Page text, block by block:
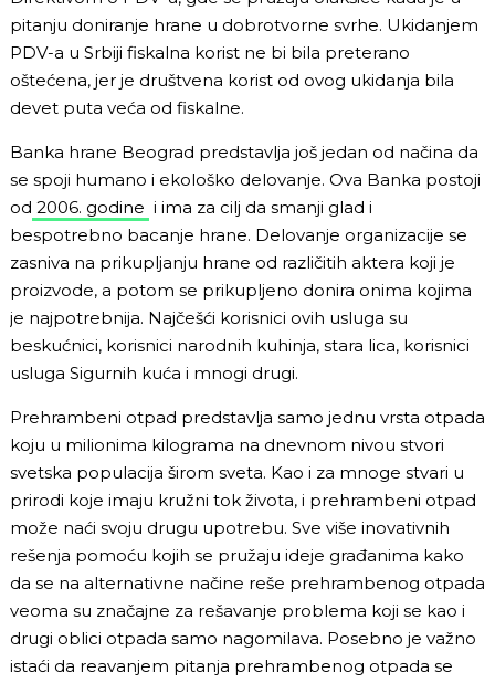
pitanju doniranje hrane u dobrotvorne svrhe. Ukidanjem
PDV-a u Srbiji fiskalna korist ne bi bila preterano
oštećena, jer je društvena korist od ovog ukidanja bila
devet puta veća od fiskalne.
Banka hrane Beograd predstavlja još jedan od načina da
se spoji humano i ekološko delovanje. Ova Banka postoji
od 2006. godine i ima za cilj da smanji glad i
bespotrebno bacanje hrane. Delovanje organizacije se
zasniva na prikupljanju hrane od različitih aktera koji je
proizvode, a potom se prikupljeno donira onima kojima
je najpotrebnija. Najčešći korisnici ovih usluga su
beskućnici, korisnici narodnih kuhinja, stara lica, korisnici
usluga Sigurnih kuća i mnogi drugi.
Prehrambeni otpad predstavlja samo jednu vrsta otpada
koju u milionima kilograma na dnevnom nivou stvori
svetska populacija širom sveta. Kao i za mnoge stvari u
prirodi koje imaju kružni tok života, i prehrambeni otpad
može naći svoju drugu upotrebu. Sve više inovativnih
rešenja pomoću kojih se pružaju ideje građanima kako
da se na alternativne načine reše prehrambenog otpada
veoma su značajne za rešavanje problema koji se kao i
drugi oblici otpada samo nagomilava. Posebno je važno
istaći da reavanjem pitanja prehrambenog otpada se